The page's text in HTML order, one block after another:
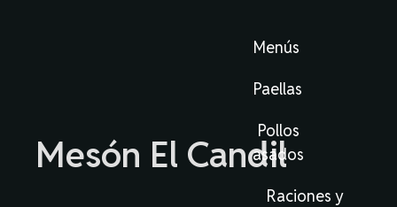
Mesón El Candil
Menús
Paellas
Pollos
asados
Raciones y